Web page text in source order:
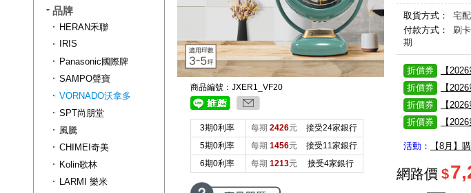
商品編號：JXER1_VF20
3期0利率 每期 2426元
接受24家銀行
5期0利率
每期 1456元
接受11家銀行
6期0利率
每期 1213元 接受4家銀行
取貨方式：
宅配
付款方式：
刷卡
期
折價券
【
折價券
【
折價券
【
折價券
【
活動： 【8月】
網路價 $
品牌
HERAN禾聯
IRIS
Panasonic國際牌
SAMPO聲寶
VORNADO沃拿多
SPT尚朋堂
風騰
CHIMEI奇美
Kolin歌林
LARMI 樂米